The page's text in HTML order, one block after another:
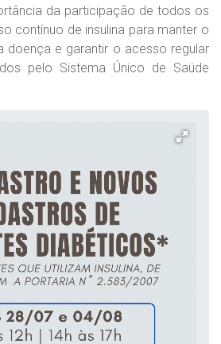
da participação de todos os
contínuo de insulina para manter o
doença e garantir o acesso regular
pelo Sistema Único de Saúde